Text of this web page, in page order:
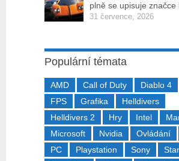
plně se upisuje značce
31 července, 2026
Populární témata
AMD Call of Duty Diablo 4
FPS
Grafika
Helldivers
Helldivers 2
Hry Intel
Microsoft
Nvidia Ovládání
PC
Playstation Sony